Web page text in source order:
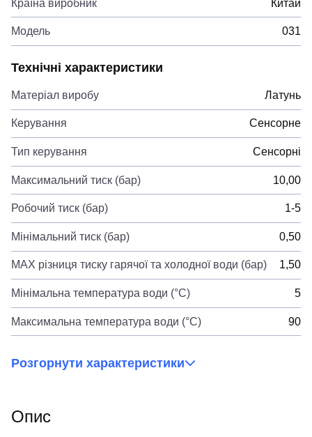
Країна виробник Китай
Модель 031
Технічні характеристики
Матеріал виробу Латунь
Керування Сенсорне
Тип керування Сенсорні
Максимальний тиск (бар) 10,00
Робочий тиск (бар) 1-5
Мінімальний тиск (бар) 0,50
MAX різниця тиску гарячої та холодної води (бар) 1,50
Мінімальна температура води (°C) 5
Максимальна температура води (°C) 90
Розгорнути характеристики
Опис